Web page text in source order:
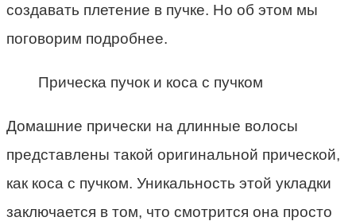
создавать плетение в пучке. Но об этом мы
поговорим подробнее.
Прическа пучок и коса с пучком
Домашние прически на длинные волосы
представлены такой оригинальной прической,
как коса с пучком. Уникальность этой укладки
заключается в том, что смотрится она просто